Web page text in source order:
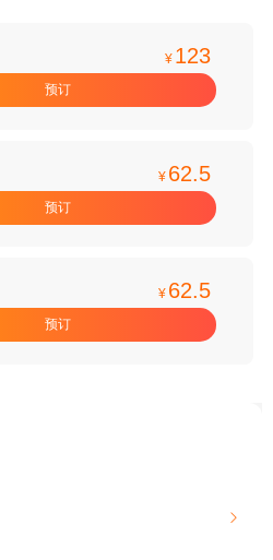
¥ 123
预订
¥ 62.5
预订
¥ 62.5
预订
